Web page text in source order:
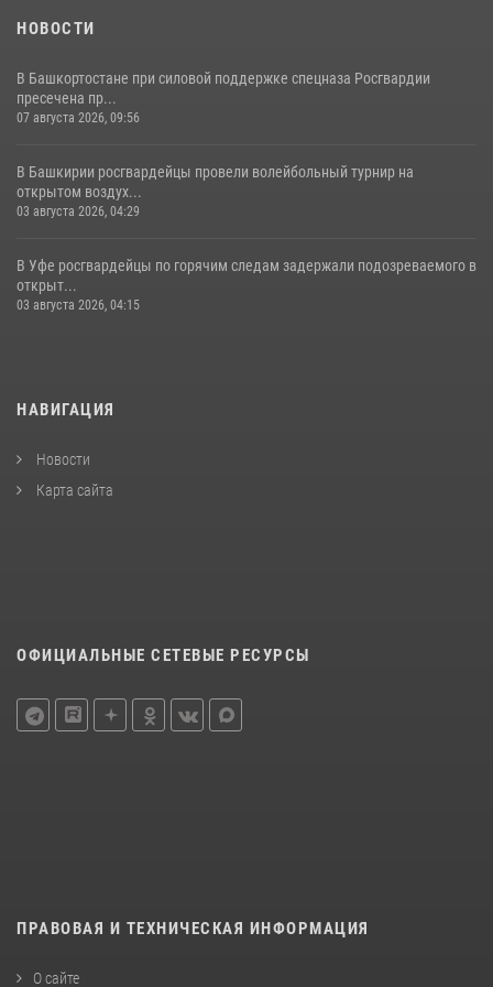
НОВОСТИ
В Башкортостане при силовой поддержке спецназа Росгвардии
пресечена пр...
07 августа 2026, 09:56
В Башкирии росгвардейцы провели волейбольный турнир на
открытом воздух...
03 августа 2026, 04:29
В Уфе росгвардейцы по горячим следам задержали подозреваемого в
открыт...
03 августа 2026, 04:15
НАВИГАЦИЯ
Новости
Карта сайта
ОФИЦИАЛЬНЫЕ СЕТЕВЫЕ РЕСУРСЫ
ПРАВОВАЯ И ТЕХНИЧЕСКАЯ ИНФОРМАЦИЯ
О сайте